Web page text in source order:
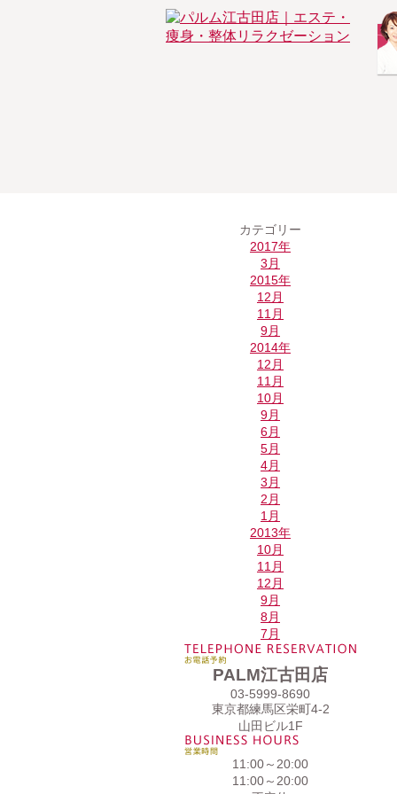
カテゴリー
2017年
3月
2015年
12月
11月
9月
2014年
12月
11月
10月
9月
6月
5月
4月
3月
2月
1月
2013年
10月
11月
12月
9月
8月
7月
PALM江古田店
03-5999-8690
東京都練馬区栄町4-2
山田ビル1F
11:00～20:00
11:00～20:00